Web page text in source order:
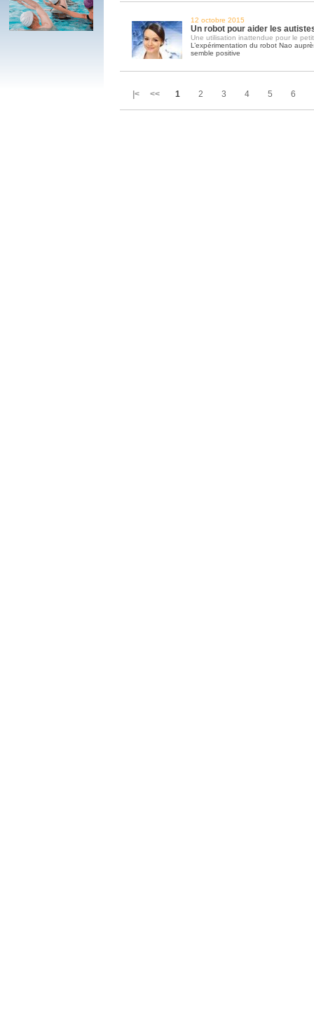
12 octobre 2015
Un robot pour aider les
Une utilisation inattendue pour le
L’expérimentation du robot Nao
semble positive
|< << 1 2 3 4 5 6